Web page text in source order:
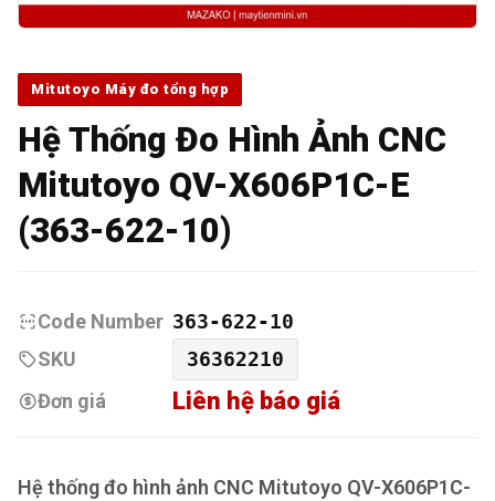
Mitutoyo Máy đo tổng hợp
Hệ Thống Đo Hình Ảnh CNC
Mitutoyo QV-X606P1C-E
(363-622-10)
Code Number 363-622-10
SKU
36362210
Đơn giá
Liên hệ báo giá
Hệ thống đo hình ảnh CNC Mitutoyo QV-X606P1C-